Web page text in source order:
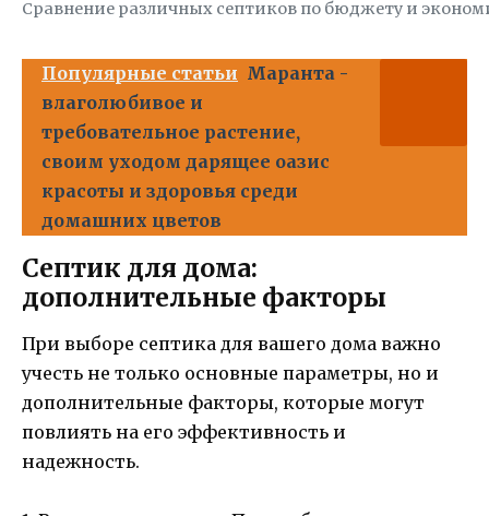
Сравнение различных септиков по бюджету и
Популярные статьи Маранта -
влаголюбивое и
требовательное растение,
своим уходом дарящее оазис
красоты и здоровья среди
домашних цветов
Септик для дома:
дополнительные факторы
При выборе септика для вашего дома важно
учесть не только основные параметры, но и
дополнительные факторы, которые могут
повлиять на его эффективность и
надежность.